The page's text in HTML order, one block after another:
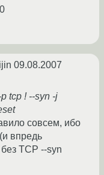
09.08.2007
tcp ! --syn -j
совсем, ибо
впредь
TCP --syn